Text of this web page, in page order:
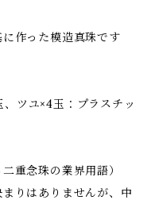
作った模造真珠です
ツユ×4玉：プラスチッ
重念珠の業界用語）
りはありませんが、中